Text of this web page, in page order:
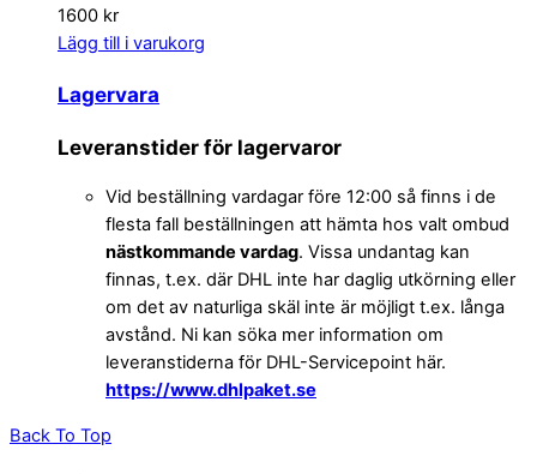
1600 kr
Lägg till i varukorg
Lagervara
Leveranstider för lagervaror
Vid beställning vardagar före 12:00 så finns i de
flesta fall beställningen att hämta hos valt ombud
nästkommande vardag. Vissa undantag kan
finnas, t.ex. där DHL inte har daglig utkörning eller
om det av naturliga skäl inte är möjligt t.ex. långa
avstånd. Ni kan söka mer information om
leveranstiderna för DHL-Servicepoint här.
https://www.dhlpaket.se
Back To Top